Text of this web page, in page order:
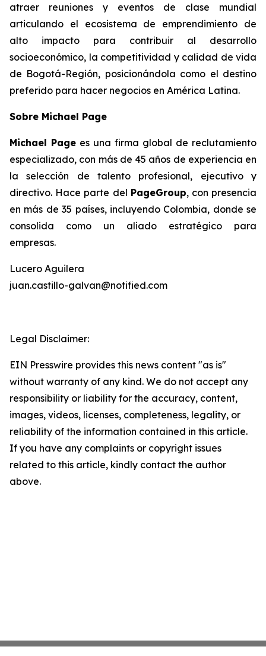
atraer reuniones y eventos de clase mundial
articulando el ecosistema de emprendimiento de
alto impacto para contribuir al desarrollo
socioeconómico, la competitividad y calidad de vida
de Bogotá-Región, posicionándola como el destino
preferido para hacer negocios en América Latina.
Sobre Michael Page
Michael Page es una firma global de reclutamiento
especializado, con más de 45 años de experiencia en
la selección de talento profesional, ejecutivo y
directivo. Hace parte del PageGroup, con presencia
en más de 35 países, incluyendo Colombia, donde se
consolida como un aliado estratégico para
empresas.
Lucero Aguilera
juan.castillo-galvan@notified.com
Legal Disclaimer:
EIN Presswire provides this news content "as is"
without warranty of any kind. We do not accept any
responsibility or liability for the accuracy, content,
images, videos, licenses, completeness, legality, or
reliability of the information contained in this article.
If you have any complaints or copyright issues
related to this article, kindly contact the author
above.